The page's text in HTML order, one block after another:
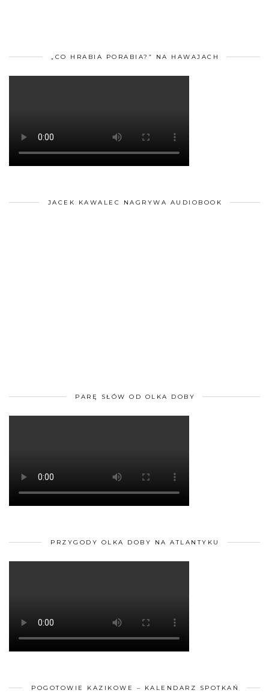
„CO HRABIA PORABIA?” NA HAWAJACH
JACEK KAWALEC NAGRYWA AUDIOBOOK
PARĘ SŁÓW OD OLKA DOBY
PRZYGODY OLKA DOBY NA ATLANTYKU
POGOTOWIE KAZIKOWE – KALENDARZ SPOTKAŃ